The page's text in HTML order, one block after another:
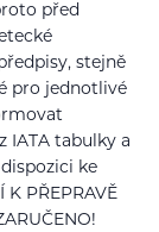
před
stejně
pro jednotlivé
IATA tabulky a
ke
PŘEPRAVĚ